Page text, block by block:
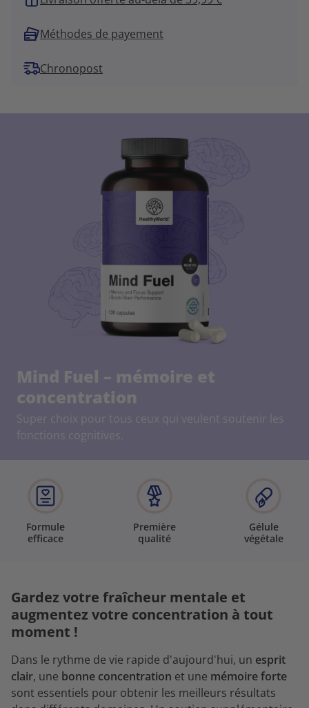
Méthodes de payement
Chronopost
Mind Fuel – mémoire et
concentration
Super choix pour tous ceux qui veulent soutenir les
fonctions cognitives.
Formule
efficace
Première
qualité
Gélule
végétale
Gardez votre fraîcheur mentale et
augmentez votre concentration à tout
moment !
Dans le rythme de vie rapide d'aujourd'hui, un esprit
clair, une bonne concentration et une mémoire forte
sont essentiels pour obtenir les meilleurs résultats